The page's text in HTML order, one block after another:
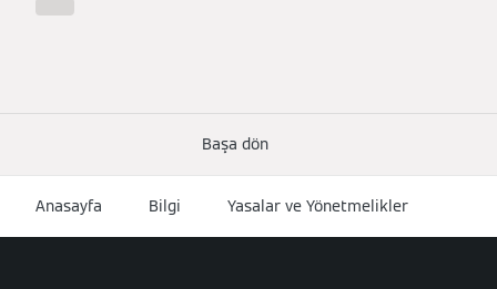
Başa dön
Anasayfa Bilgi Yasalar ve Yönetmelikler